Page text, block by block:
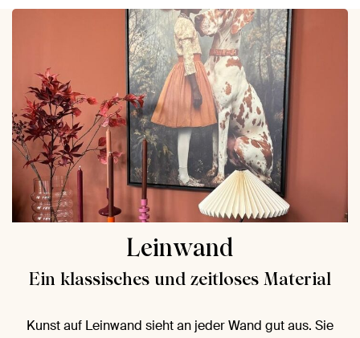
Leinwand
Ein klassisches und zeitloses Material
Kunst auf Leinwand sieht an jeder Wand gut aus. Sie